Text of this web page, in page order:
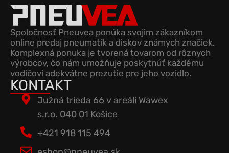
Spoločnosť Pneuvea ponúka svojim zákazníkom
online predaj pneumatík a diskov známych značiek.
Komplexná ponuka je tvorená tovarom od rôznych
výrobcov, čo nám umožňuje poskytnúť každému
vodičovi adekvátne prezutie pre jeho vozidlo.
KONTAKT
Južná trieda 66 v areáli Wawex
s.r.o. 040 01 Košice
+421 918 115 494